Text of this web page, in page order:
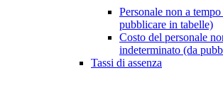
Personale non a
pubblicare in tabelle)
Costo del personale
indeterminato (da
Tassi di assenza